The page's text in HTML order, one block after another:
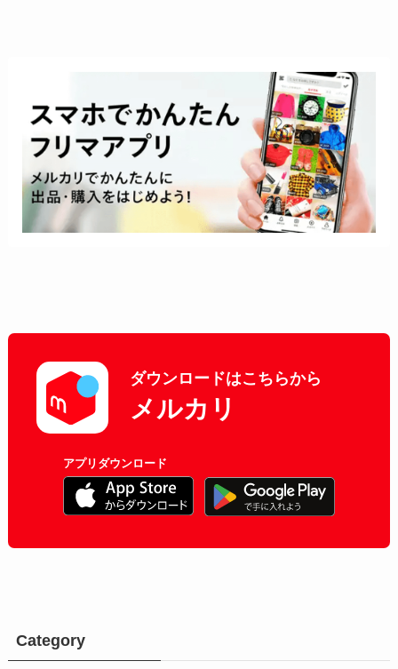
ダウンロードはこちらから
メルカリ
アプリダウンロード
Category